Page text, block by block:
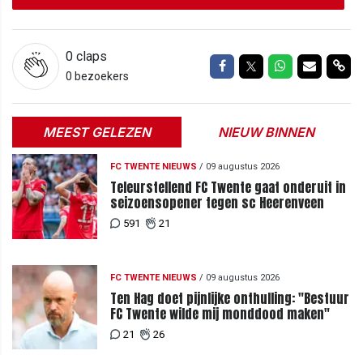
0 claps
0 bezoekers
Delen op Facebook
Delen op Twitter
Delen op
Delen
MEEST GELEZEN NIEUW BINNEN
FC TWENTE NIEUWS / 09 augustus 2026
Teleurstellend FC Twente gaat onderuit in
seizoensopener tegen sc Heerenveen
591 21
FC TWENTE NIEUWS / 09 augustus 2026
Ten Hag doet pijnlijke onthulling: "Bestuur
FC Twente wilde mij monddood maken"
21 26